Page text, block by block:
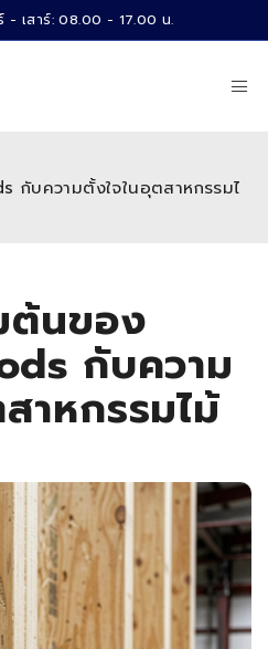
- เสาร์: 08.00 - 17.00 น.
กับความตั้งใจในอุตสาหกรรมไ
ต้นของ
กับความ
าหกรรมไม้